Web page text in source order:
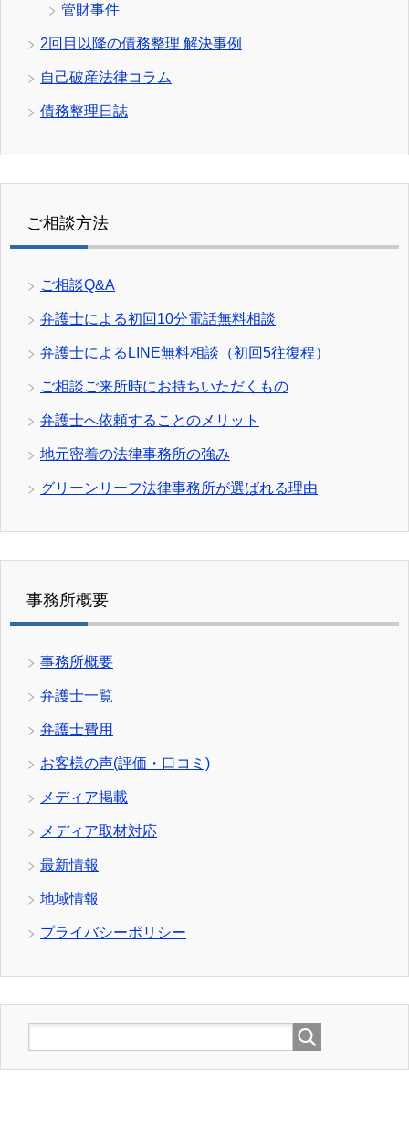
管財事件
2回目以降の債務整理 解決事例
自己破産法律コラム
債務整理日誌
ご相談方法
ご相談Q&A
弁護士による初回10分電話無料相談
弁護士によるLINE無料相談（初回5往復程）
ご相談ご来所時にお持ちいただくもの
弁護士へ依頼することのメリット
地元密着の法律事務所の強み
グリーンリーフ法律事務所が選ばれる理由
事務所概要
事務所概要
弁護士一覧
弁護士費用
お客様の声(評価・口コミ)
メディア掲載
メディア取材対応
最新情報
地域情報
プライバシーポリシー